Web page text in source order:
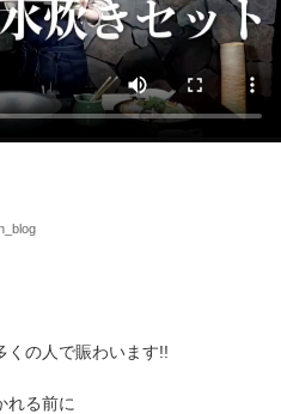
くの人で賑わいます!!
れる前に